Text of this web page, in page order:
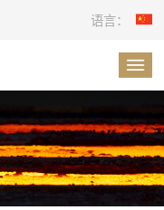
语言：